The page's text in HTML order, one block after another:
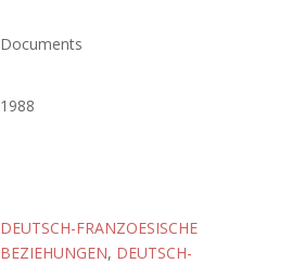
Documents
1988
DEUTSCH-FRANZOESISCHE
BEZIEHUNGEN, DEUTSCH-